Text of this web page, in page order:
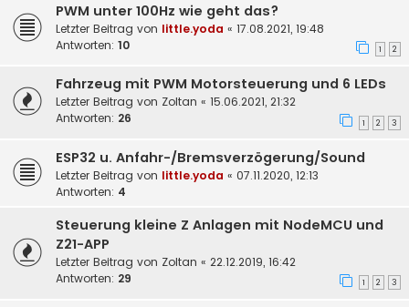
PWM unter 100Hz wie geht das?
Letzter Beitrag von little.yoda « 17.08.2021, 19:48
Antworten: 10 1 2
Fahrzeug mit PWM Motorsteuerung und 6 LEDs
Letzter Beitrag von Zoltan « 15.06.2021, 21:32
Antworten: 26 1 2 3
ESP32 u. Anfahr-/Bremsverzögerung/Sound
Letzter Beitrag von little.yoda « 07.11.2020, 12:13
Antworten: 4
Steuerung kleine Z Anlagen mit NodeMCU und
Z21-APP
Letzter Beitrag von Zoltan « 22.12.2019, 16:42
Antworten: 29 1 2 3